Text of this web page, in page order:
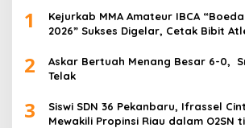
1
Kejurkab MMA Amateur IBCA
2026” Sukses Digelar, Cetak Bibit
2
Askar Bertuah Menang Besar 6-0,
Telak
3
Siswi SDN 36 Pekanbaru, Ifrassel
Mewakili Propinsi Riau dalam O2SN